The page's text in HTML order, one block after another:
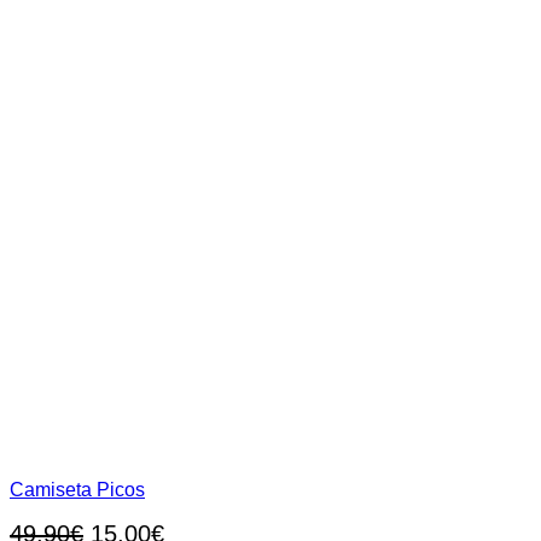
Camiseta Picos
49,90€ El
15,00€El